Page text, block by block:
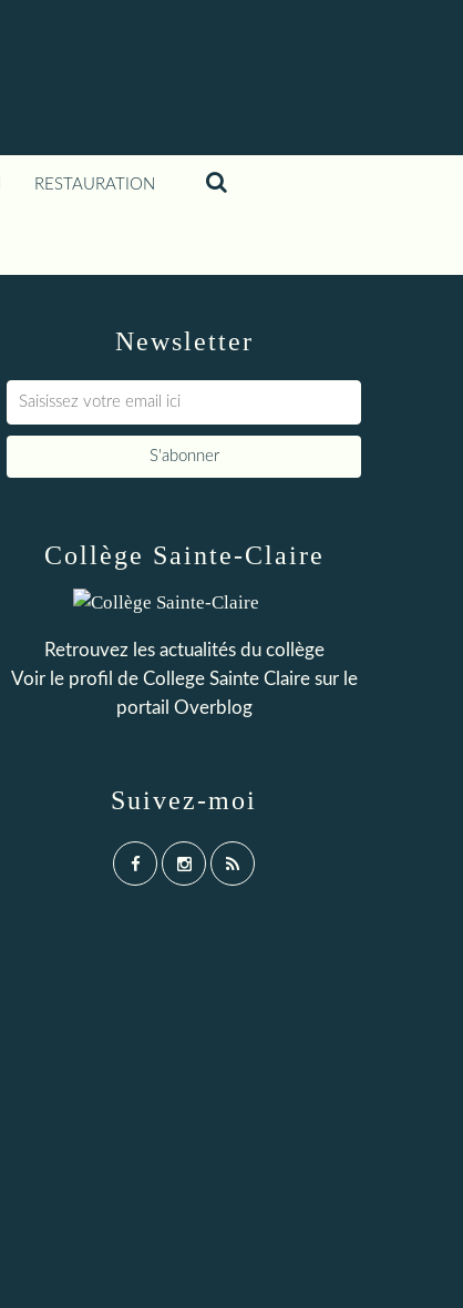
RESTAURATION
Newsletter
Collège Sainte-Claire
Retrouvez les actualités du collège
Voir le profil de College Sainte Clairesur le
portail Overblog
Suivez-moi